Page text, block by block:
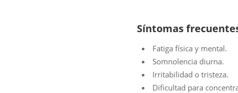
Síntomas
Fatiga física y mental.
Somnolencia diurna.
Irritabilidad o tristeza.
Dificultad para